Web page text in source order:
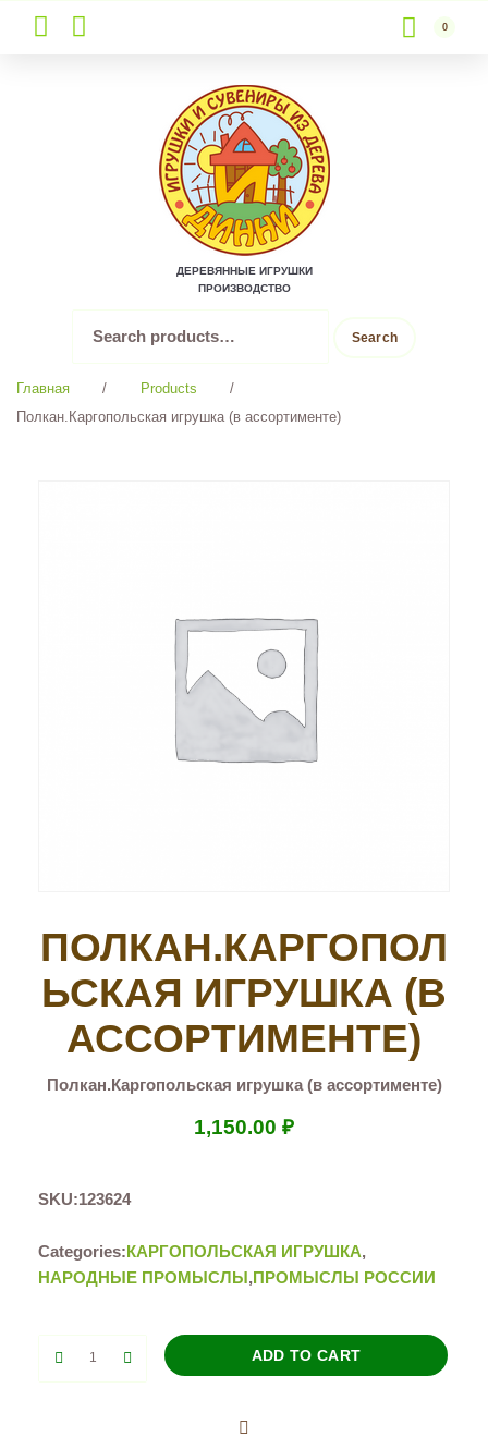
to
content
0
ДЕРЕВЯННЫЕ ИГРУШКИ
ПРОИЗВОДСТВО
for:
Search
Главная / Products
/
Полкан.Каргопольская игрушка (в ассортименте)
ПОЛКАН.КАРГОПОЛ
ЬСКАЯ ИГРУШКА (В
АССОРТИМЕНТЕ)
Полкан.Каргопольская игрушка (в ассортименте)
1,150.00 ₽
SKU:123624
Categories:КАРГОПОЛЬСКАЯ ИГРУШКА,
НАРОДНЫЕ ПРОМЫСЛЫ,ПРОМЫСЛЫ РОССИИ
Полкан.Каргопольская
ADD TO CART